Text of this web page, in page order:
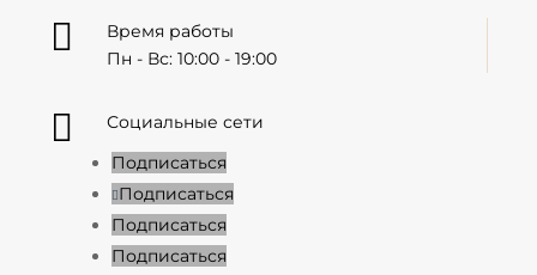

Время работы
Пн - Вс: 10:00 - 19:00

Социальные сети
Подписаться
Подписаться
Подписаться
Подписаться